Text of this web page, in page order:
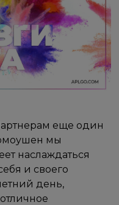
еще один
мы
наслаждаться
и своего
день,